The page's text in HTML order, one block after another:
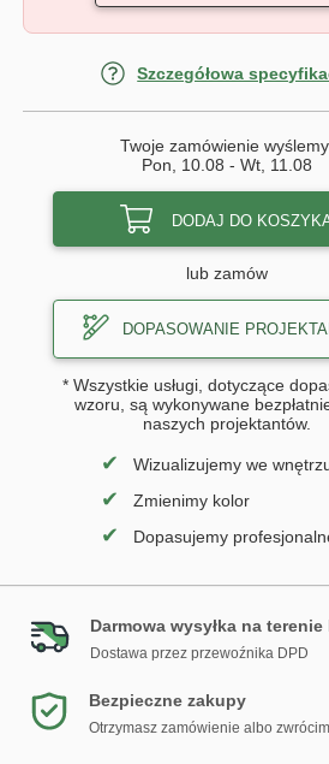
Szczegółowa
Twoje zamówienie
Pon, 10.08 - Wt, 11.08
DODAJ DO
lub zamów
DOPASOWANIE
* Wszystkie usługi, dotyczące
wzoru, są wykonywane
naszych projektantów.
✔ Wizualizujemy we
✔ Zmienimy kolor
✔ Dopasujemy
Darmowa wysyłka na terenie
Dostawa przez przewoźnika DPD
Bezpieczne zakupy
Otrzymasz zamówienie albo